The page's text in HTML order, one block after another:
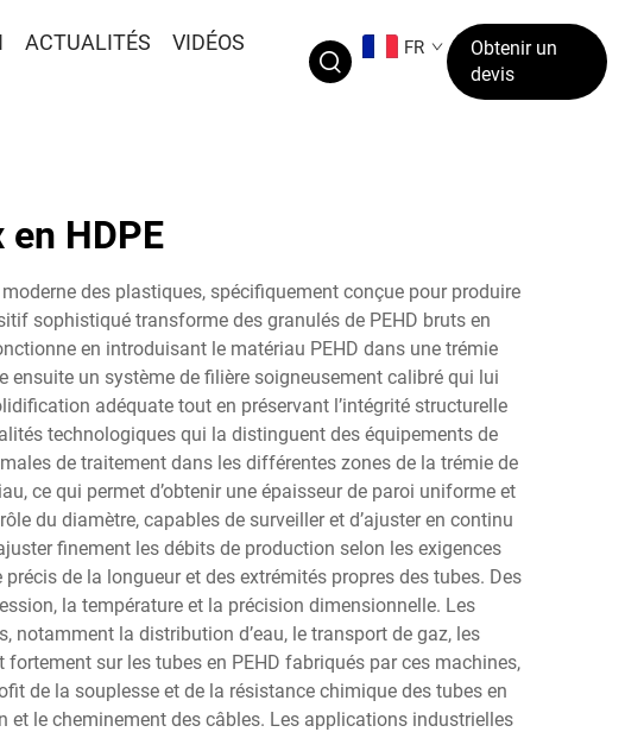
ACTUALITÉS
VIDÉOS
FR
Obtenir un
devis
HDPE
des plastiques, spécifiquement conçue pour produire
sophistiqué transforme des granulés de PEHD bruts en
en introduisant le matériau PEHD dans une trémie
un système de filière soigneusement calibré qui lui
adéquate tout en préservant l’intégrité structurelle
technologiques qui la distinguent des équipements de
de traitement dans les différentes zones de la trémie de
ce qui permet d’obtenir une épaisseur de paroi uniforme et
du diamètre, capables de surveiller et d’ajuster en continu
finement les débits de production selon les exigences
de la longueur et des extrémités propres des tubes. Des
la température et la précision dimensionnelle. Les
notamment la distribution d’eau, le transport de gaz, les
sur les tubes en PEHD fabriqués par ces machines,
de la souplesse et de la résistance chimique des tubes en
le cheminement des câbles. Les applications industrielles